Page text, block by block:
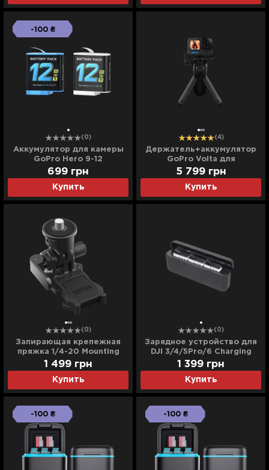
-100 ₴
(0)
Аккумулятор для камеры
GoPro Hero 9-12
Купить
699 грн
(4)
Держатель+аккумулятор
GoPro Volta для
HERO9/10/11&MAX (APHGM-
001-EU)
Купить
5 799 грн
(0)
Запирающая крепежная
пряжка 1/4-20 Mounting
Buckle (Black)
Купить
1 499 грн
(0)
Зарядное устройство для
DJI 3/4/5Pro/6 Charging
Housing
Купить
1 399 грн
-100 ₴ -100 ₴